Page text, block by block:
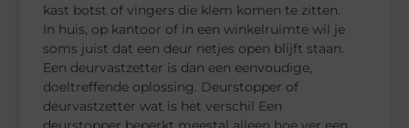
kast botst of vingers die klem komen te zitten.
In huis, op kantoor of in een winkelruimte wil je
soms juist dat een deur netjes open blijft staan.
Een deurvastzetter is dan een eenvoudige,
doeltreffende oplossing. Deurstopper of
deurvastzetter wat is het verschil Een